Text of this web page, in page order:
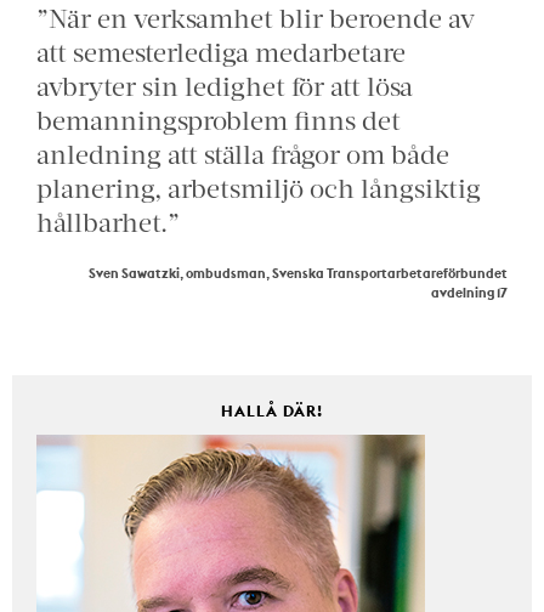
”När en verksamhet blir beroende av
att semesterlediga medarbetare
avbryter sin ledighet för att lösa
bemanningsproblem finns det
anledning att ställa frågor om både
planering, arbetsmiljö och långsiktig
hållbarhet.”
Sven Sawatzki, ombudsman, Svenska Transportarbetareförbundet
avdelning 17
HALLÅ DÄR!